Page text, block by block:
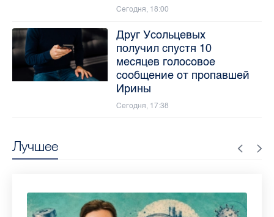
Лучшее
Сегодня, 18:00
Друг Усольцевых
получил спустя 10
месяцев голосовое
сообщение от пропавшей
Ирины
Сегодня, 17:38